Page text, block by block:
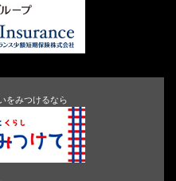
をみつけるなら